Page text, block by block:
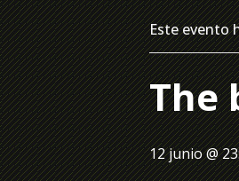
Este evento
The
12 junio @